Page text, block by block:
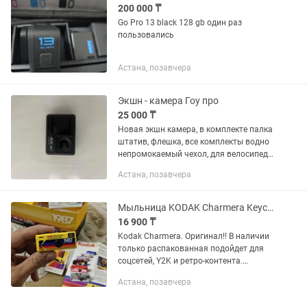
200 000 ₸
Go Pro 13 black 128 gb один раз
пользовались
Астана, позавчера
Экшн - камера Гоу про
25 000 ₸
Новая экшн камера, в комплекте палка
штатив, флешка, все комплекты водно
непромокаемый чехол, для велосипеда,
года за рубежом. Причина продажи не
Астана, позавчера
Мыльница KODAK Charmera Keychain Digital Camera
16 900 ₸
Kodak Charmera. Оригинал!! В наличии
только распакованная подойдет для
соцсетей, Y2K и ретро-контента.
или ваших близких. Не путайте с
Астана, позавчера